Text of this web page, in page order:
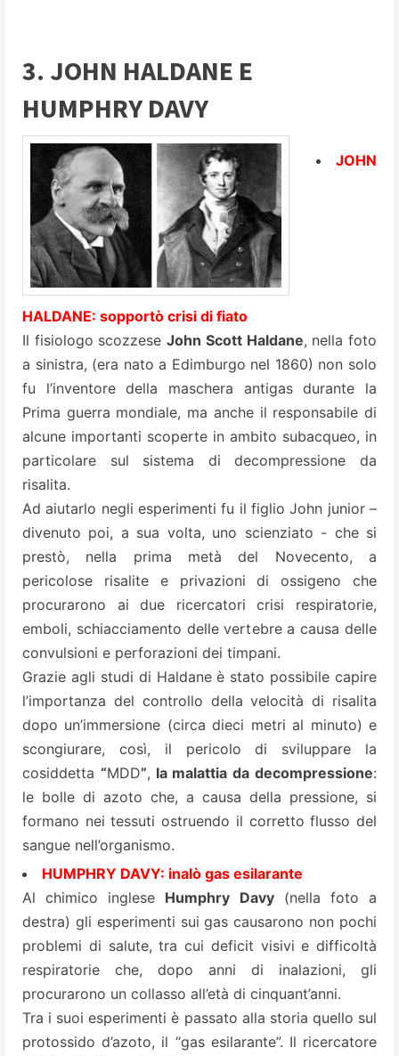
3. JOHN HALDANE E
HUMPHRY DAVY
JOHN
HALDANE: sopportò crisi di fiato
Il fisiologo scozzeseJohn Scott Haldane, nella foto
a sinistra, (era nato a Edimburgo nel 1860) non solo
fu l’inventore della maschera antigas durante la
Prima guerra mondiale, ma anche il responsabile di
alcune importanti scoperte in ambito subacqueo, in
particolare sul sistema di decompressione da
risalita.
Ad aiutarlo negli esperimenti fu il figlio John junior –
divenuto poi, a sua volta, uno scienziato - che si
prestò, nella prima metà del Novecento, a
pericolose risalite e privazioni di ossigeno che
procurarono ai due ricercatori crisi respiratorie,
emboli, schiacciamento delle vertebre a causa delle
convulsioni e perforazioni dei timpani.
Grazie agli studi di Haldane è stato possibile capire
l’importanza del controllo della velocità di risalita
dopo un’immersione (circa dieci metri al minuto) e
scongiurare, così, il pericolo di sviluppare la
cosiddetta “MDD”, la malattia da decompressione:
le bolle di azoto che, a causa della pressione, si
formano nei tessuti ostruendo il corretto flusso del
sangue nell’organismo.
HUMPHRY DAVY: inalò gas esilarante
Al chimico inglese Humphry Davy(nella foto a
destra) gli esperimenti sui gas causarono non pochi
problemi di salute, tra cui deficit visivi e difficoltà
respiratorie che, dopo anni di inalazioni, gli
procurarono un collasso all’età di cinquant’anni.
Tra i suoi esperimenti è passato alla storia quello sul
protossido d’azoto, il “gas esilarante”. Il ricercatore